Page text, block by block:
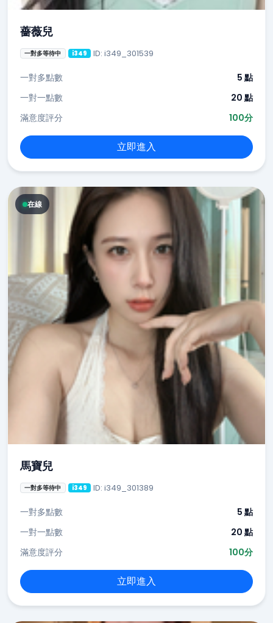
薔薇兒
一對多等待中 i349 ID: i349_301539
一對多點數
5 點
一對一點數
20 點
滿意度評分
100分
立即進入
在線
馬寶兒
一對多等待中 i349 ID: i349_301389
一對多點數
5 點
一對一點數
20 點
滿意度評分
100分
立即進入